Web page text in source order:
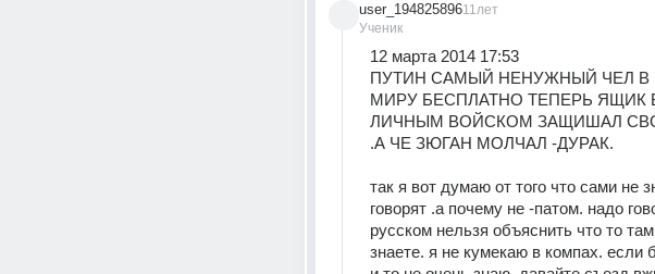
user_194825896
Ученик
11лет
12 марта 2014 17:53
ПУТИН САМЫЙ НЕНУЖНЫЙ ЧЕЛ В
МИРУ БЕСПЛАТНО ТЕПЕРЬ ЯЩИК
ЛИЧНЫМ ВОЙСКОМ ЗАЩИШАЛ
.А ЧЕ ЗЮГАН МОЛЧАЛ -ДУРАК.
так я вот думаю от того что сами не
говорят .а почему не -патом. надо
русском нельзя объяснить что то
знаете. я не кумекаю в компах.